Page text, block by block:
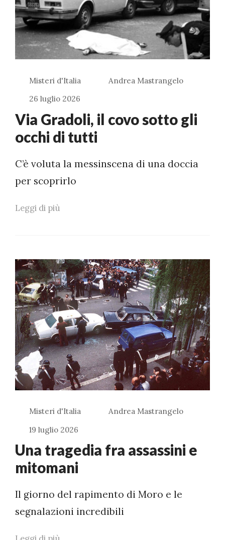
Misteri d'Italia
Andrea Mastrangelo
26 luglio 2026
Via Gradoli, il covo sotto gli
occhi di tutti
C’è voluta la messinscena di una doccia
per scoprirlo
Leggi di più
Misteri d'Italia
Andrea Mastrangelo
19 luglio 2026
Una tragedia fra assassini e
mitomani
Il giorno del rapimento di Moro e le
segnalazioni incredibili